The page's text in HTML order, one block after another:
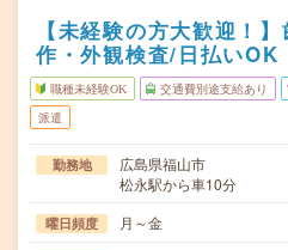
【未経験の方大歓迎！
作・外観検査/日払いOK
職種未経験OK 交通費別途支給あり
派遣
勤務地
広島県福山市
松永駅から車10分
曜日頻度 月～金